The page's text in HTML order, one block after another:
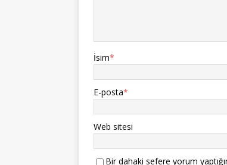
İsim*
E-posta*
Web sitesi
Bir dahaki sefere yorum